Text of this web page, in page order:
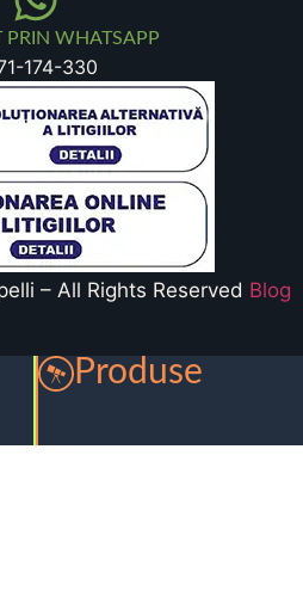
PRIN WHATSAPP
174-330
– All Rights Reserved Blog
Produse